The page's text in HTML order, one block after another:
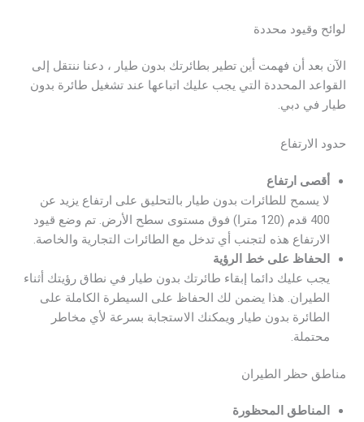
لوائح وقيود محددة
الآن بعد أن فهمت أين تطير بطائرتك بدون طيار ، دعنا ننتقل إلى
القواعد المحددة التي يجب عليك اتباعها عند تشغيل طائرة بدون
طيار في دبي.
حدود الارتفاع
أقصى ارتفاع
لا يسمح للطائرات بدون طيار بالتحليق على ارتفاع يزيد عن
400 قدم (120 مترا) فوق مستوى سطح الأرض. تم وضع قيود
الارتفاع هذه لتجنب أي تدخل مع الطائرات التجارية والخاصة.
الحفاظ على خط الرؤية
يجب عليك دائما إبقاء طائرتك بدون طيار في نطاق رؤيتك أثناء
الطيران. هذا يضمن لك الحفاظ على السيطرة الكاملة على
الطائرة بدون طيار ويمكنك الاستجابة بسرعة لأي مخاطر
محتملة.
مناطق حظر الطيران
المناطق المحظورة